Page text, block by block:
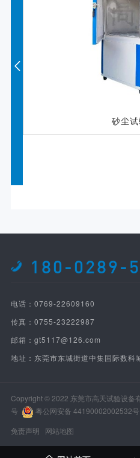
砂尘
180-0289-
电话：0769-22609160
传真：0755-23222987
邮箱：gt5117@126.com
地址：东莞市东城街道中集国际数
Copyright © 2022 东莞市高天试验设备
号
粤公网安备 44190002002532号
免责声明
网站地图